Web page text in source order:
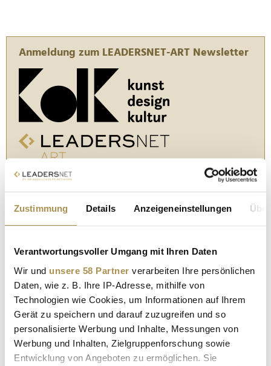
Zustimmung Details Anzeigeneinstellungen
Verantwortungsvoller Umgang mit Ihren Daten
Wir und unsere 58 Partner verarbeiten Ihre persönlichen
Daten, wie z. B. Ihre IP-Adresse, mithilfe von
Technologien wie Cookies, um Informationen auf Ihrem
Gerät zu speichern und darauf zuzugreifen und so
personalisierte Werbung und Inhalte, Messungen von
Werbung und Inhalten, Zielgruppenforschung sowie
Entwicklung von Angeboten zu ermöglichen. Sie
Anmeldung zum LEADERSNET-ART Newsletter
In den "Daily Business News" von Opinion Leaders
Network berichten wir ab sofort täglich auch über die
Themen Kunst, Design und Kultur.
Herausgeber vonLEADERSNET-ART ist Gerhard Krispl.
WIENER VOLKSOPER HOFFMANNS ERZÄHLUNGEN